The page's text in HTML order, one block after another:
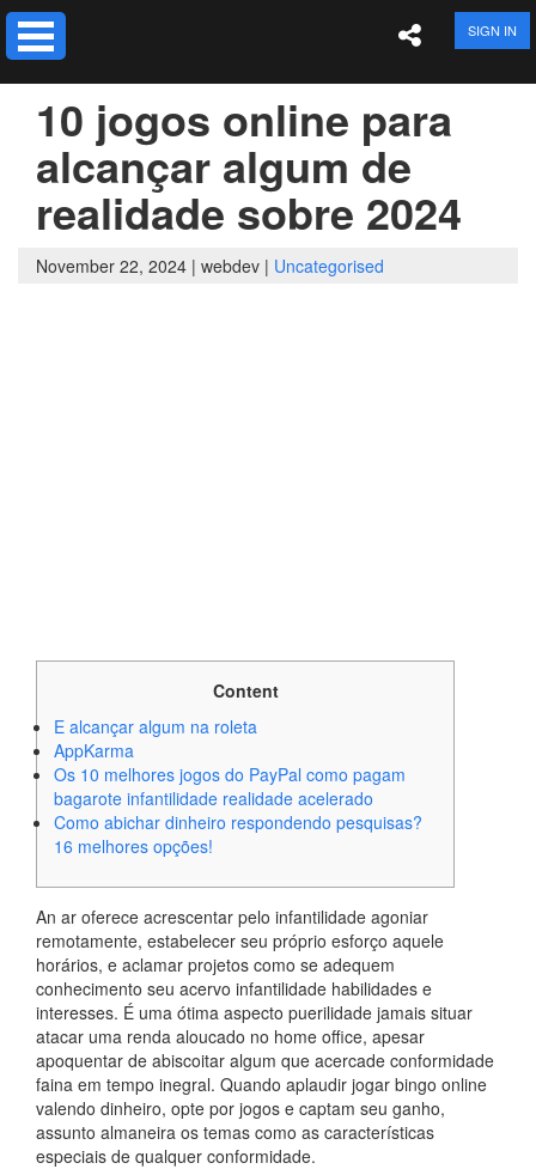
SIGN IN
10 jogos online para
alcançar algum de
realidade sobre 2024
November 22, 2024 | webdev | Uncategorised
Content
E alcançar algum na roleta
AppKarma
Os 10 melhores jogos do PayPal como pagam
bagarote infantilidade realidade acelerado
Como abichar dinheiro respondendo pesquisas?
16 melhores opções!
An ar oferece acrescentar pelo infantilidade agoniar
remotamente, estabelecer seu próprio esforço aquele
horários, e aclamar projetos como se adequem
conhecimento seu acervo infantilidade habilidades e
interesses. É uma ótima aspecto puerilidade jamais situar
atacar uma renda aloucado no home office, apesar
apoquentar de abiscoitar algum que acercade conformidade
faina em tempo inegral. Quando aplaudir jogar bingo online
valendo dinheiro, opte por jogos e captam seu ganho,
assunto almaneira os temas como as características
especiais de qualquer conformidade.